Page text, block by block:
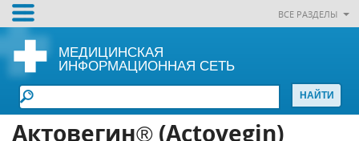
ВСЕ РАЗДЕЛЫ
МЕДИЦИНСКАЯ
ИНФОРМАЦИОННАЯ СЕТЬ
Актовегин® (Actovegin)